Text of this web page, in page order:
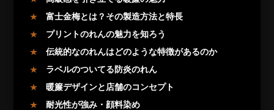
富士金梅とは？その製造方法と特長
プリントのれんの魅力を知ろう
伝統的なのれんはどのような特徴があるのか
ラベルのついてる防炎のれん
暖簾デザインと店舗のコンセプト
耐光性が強み・顔料染め